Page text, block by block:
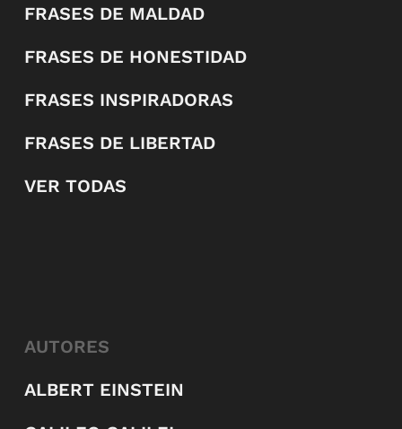
FRASES DE MALDAD
FRASES DE HONESTIDAD
FRASES INSPIRADORAS
FRASES DE LIBERTAD
VER TODAS
AUTORES
ALBERT EINSTEIN